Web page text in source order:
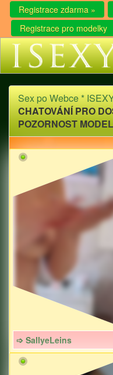
Registrace zdarma »
Registrace pro modelky
Sex po Webce *
CHATOVÁNÍ PRO
POZORNOST
➩ SallyeLeins